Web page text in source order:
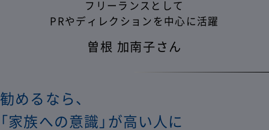
フリーランスとして
PRやディレクションを中心に活躍
曽根 加南子さん
勧めるなら、
「家族への意識」が高い人に